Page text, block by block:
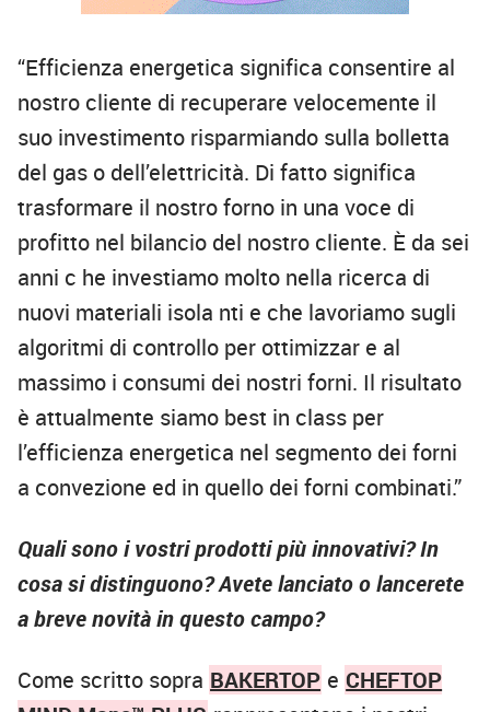
“Efficienza energetica significa consentire al
nostro cliente di recuperare velocemente il
suo investimento risparmiando sulla bolletta
del gas o dell’elettricità. Di fatto significa
trasformare il nostro forno in una voce di
profitto nel bilancio del nostro cliente. È da sei
anni c he investiamo molto nella ricerca di
nuovi materiali isola nti e che lavoriamo sugli
algoritmi di controllo per ottimizzar e al
massimo i consumi dei nostri forni. Il risultato
è attualmente siamo best in class per
l’efficienza energetica nel segmento dei forni
a convezione ed in quello dei forni combinati.”
Quali sono i vostri prodotti più innovativi? In
cosa si distinguono? Avete lanciato o lancerete
a breve novità in questo campo?
Come scritto sopra BAKERTOP e CHEFTOP